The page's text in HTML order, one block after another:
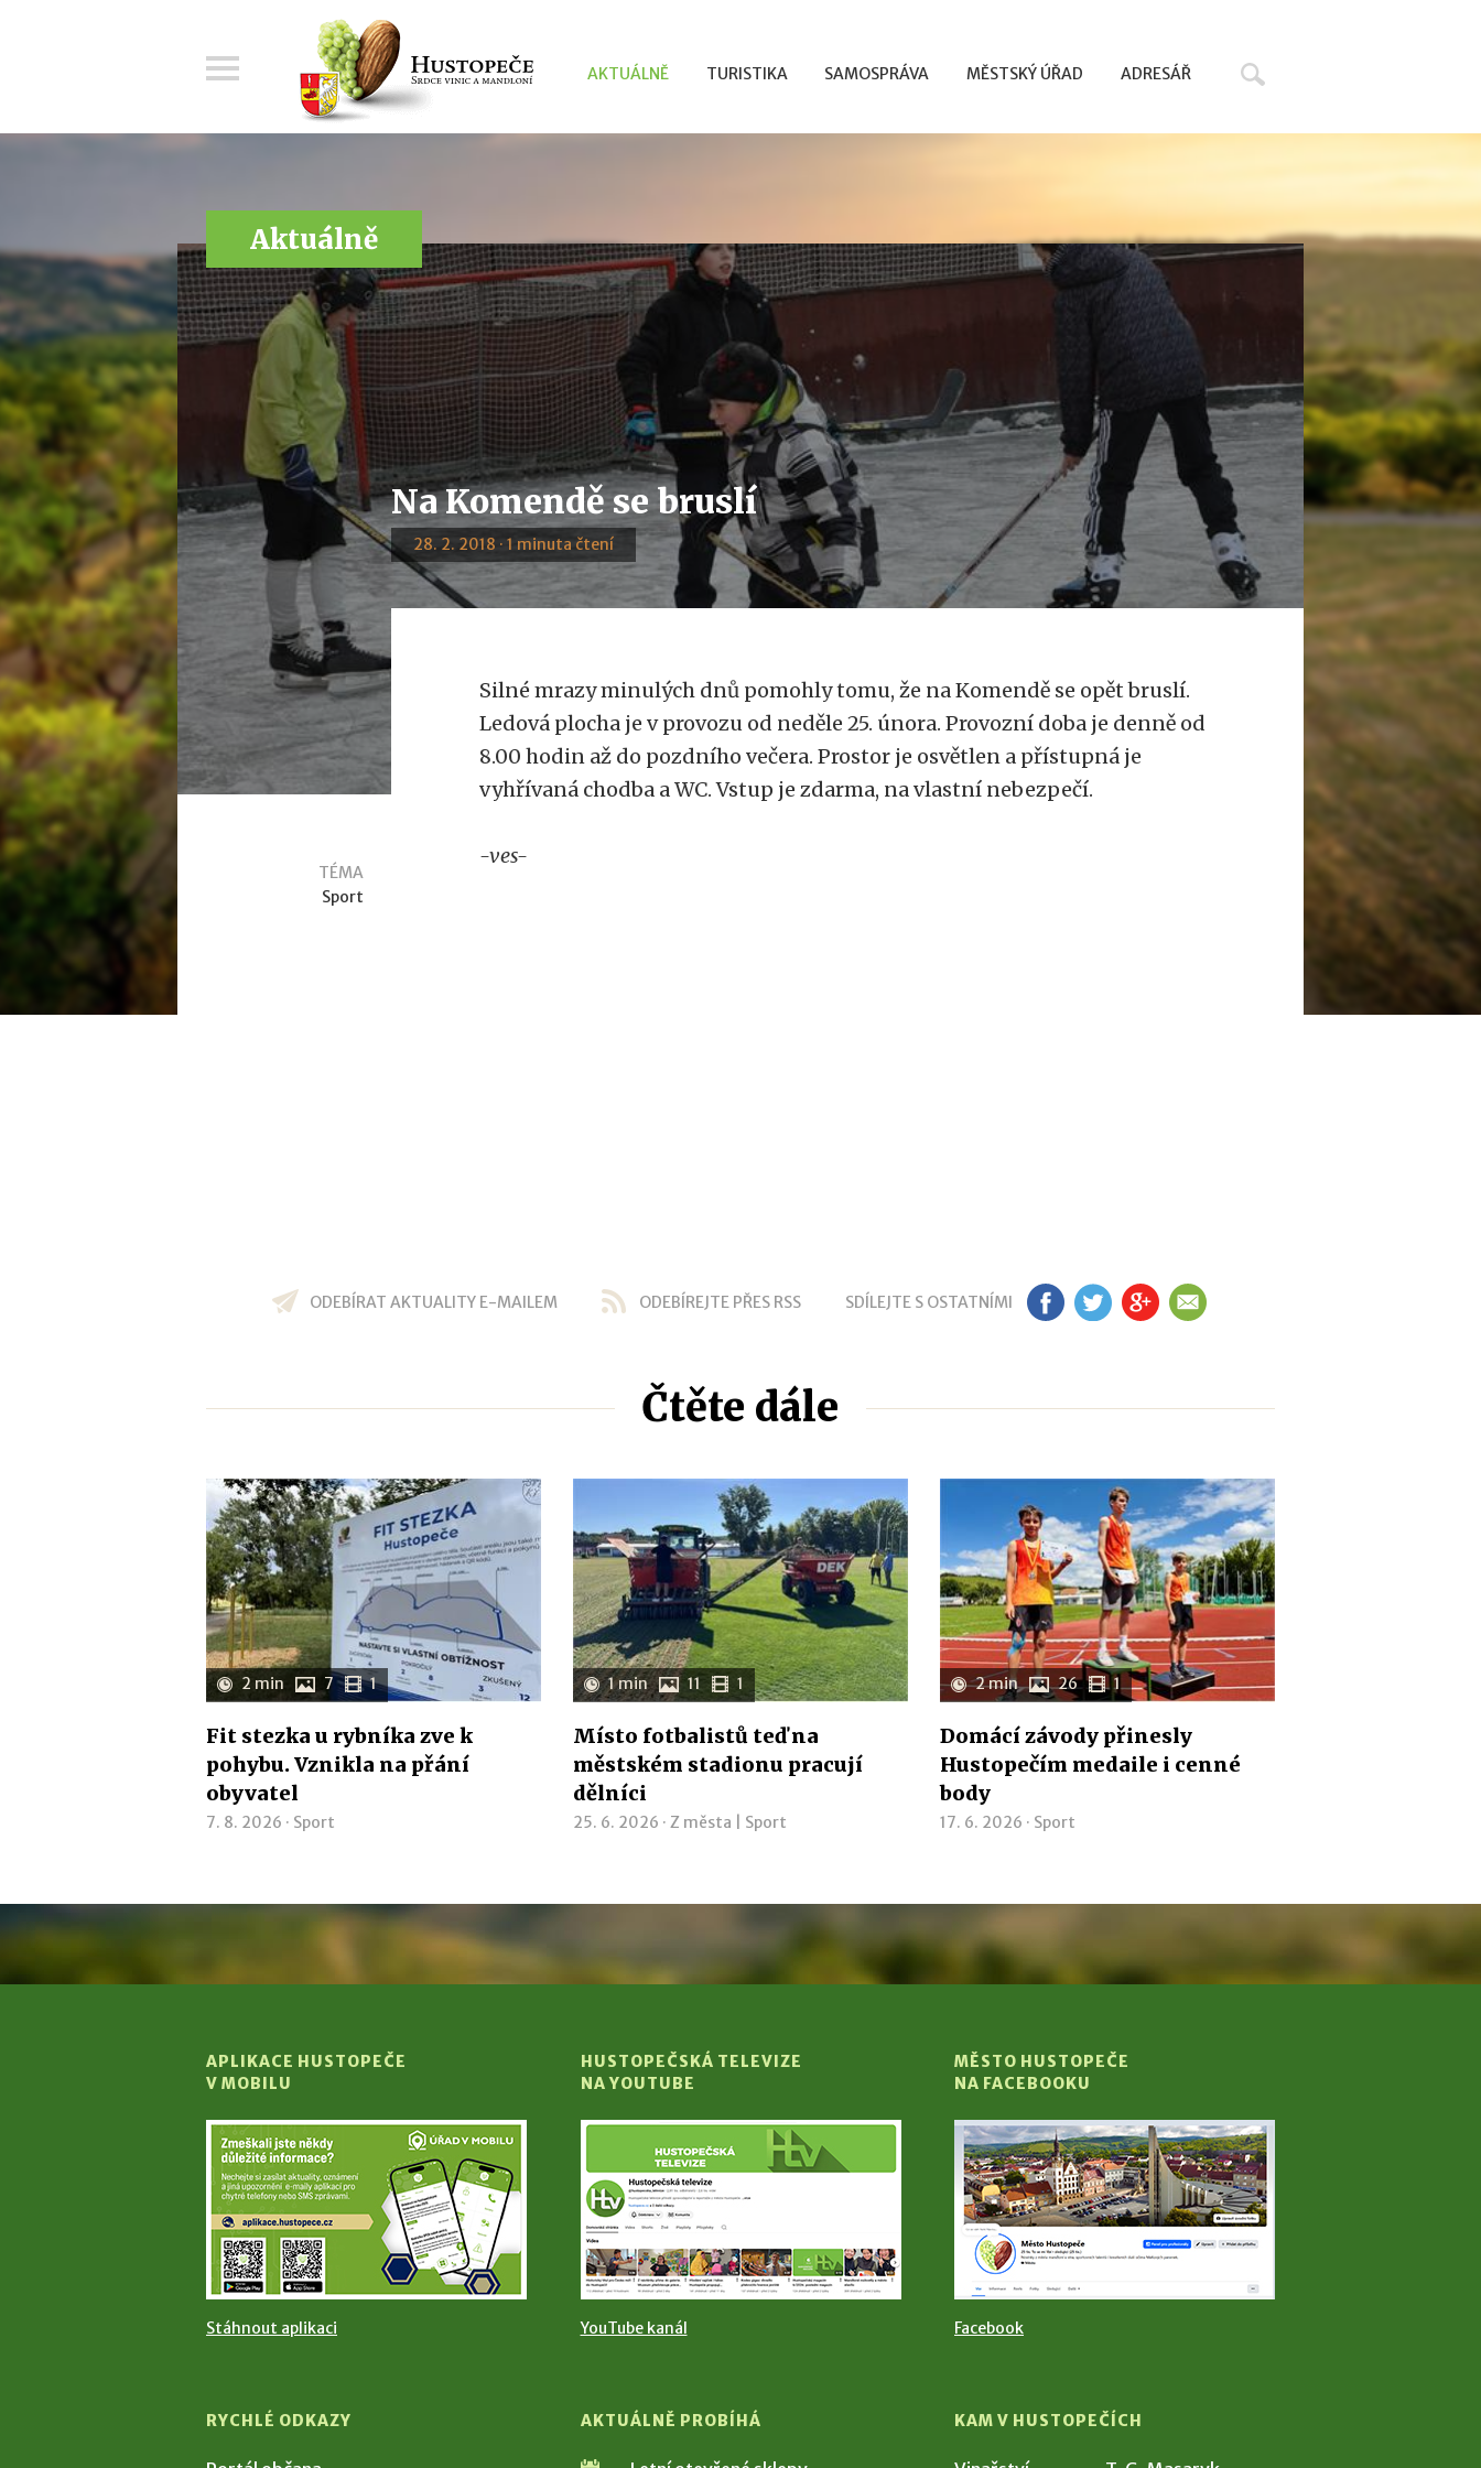
AKTUÁLNĚ TURISTIKA SAMOSPRÁVA MĚSTSKÝ ÚŘAD ADRESÁŘ
Aktuálně
Na Komendě se bruslí
28. 2. 2018 · 1 minuta čtení
TÉMA
Sport
Silné mrazy minulých dnů pomohly tomu, že na Komendě se opět bruslí.
Ledová plocha je v provozu od neděle 25. února. Provozní doba je denně od
8.00 hodin až do pozdního večera. Prostor je osvětlen a přístupná je
vyhřívaná chodba a WC. Vstup je zdarma, na vlastní nebezpečí.
-ves-
ODEBÍRAT AKTUALITY E-MAILEM ODEBÍREJTE PŘES RSS SDÍLEJTE S OSTATNÍMI FB TW GP EM
Čtěte dále
2 min 7 1
Fit stezka u rybníka zve k
pohybu. Vznikla na přání
obyvatel
7. 8. 2026 · Sport
1 min 11 1
Místo fotbalistů teď na
městském stadionu pracují
dělníci
25. 6. 2026 ·Z města Sport
2 min 26 1
Domácí závody přinesly
Hustopečím medaile i cenné
body
17. 6. 2026 · Sport
APLIKACE HUSTOPEČE
V MOBILU
Stáhnout aplikaci
HUSTOPEČSKÁ TELEVIZE
NA YOUTUBE
YouTube kanál
MĚSTO HUSTOPEČE
NA FACEBOOKU
Facebook
RYCHLÉ ODKAZY AKTUÁLNĚ PROBÍHÁ KAM V HUSTOPEČÍCH